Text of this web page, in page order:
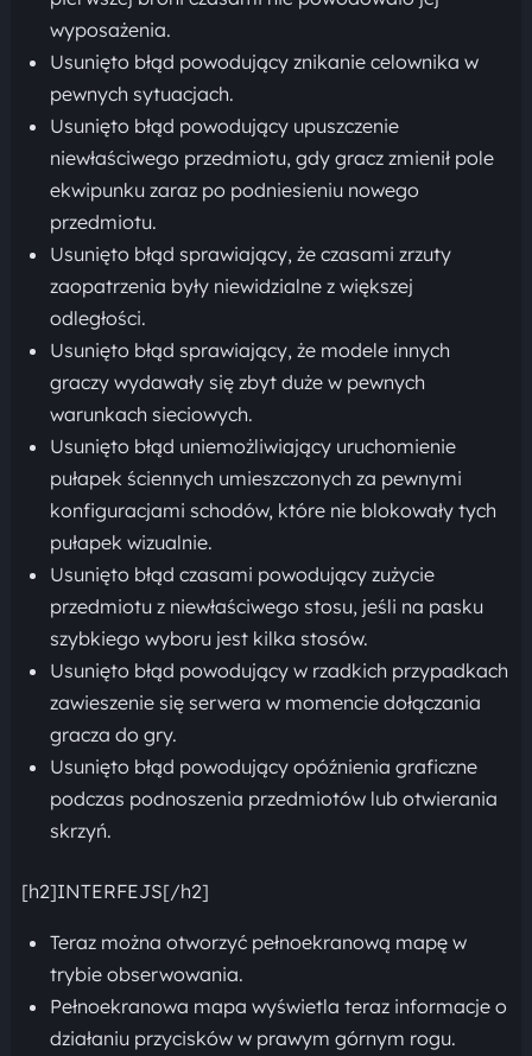
wyposażenia.
Usunięto błąd powodujący znikanie celownika w
pewnych sytuacjach.
Usunięto błąd powodujący upuszczenie
niewłaściwego przedmiotu, gdy gracz zmienił pole
ekwipunku zaraz po podniesieniu nowego
przedmiotu.
Usunięto błąd sprawiający, że czasami zrzuty
zaopatrzenia były niewidzialne z większej
odległości.
Usunięto błąd sprawiający, że modele innych
graczy wydawały się zbyt duże w pewnych
warunkach sieciowych.
Usunięto błąd uniemożliwiający uruchomienie
pułapek ściennych umieszczonych za pewnymi
konfiguracjami schodów, które nie blokowały tych
pułapek wizualnie.
Usunięto błąd czasami powodujący zużycie
przedmiotu z niewłaściwego stosu, jeśli na pasku
szybkiego wyboru jest kilka stosów.
Usunięto błąd powodujący w rzadkich przypadkach
zawieszenie się serwera w momencie dołączania
gracza do gry.
Usunięto błąd powodujący opóźnienia graficzne
podczas podnoszenia przedmiotów lub otwierania
skrzyń.
[h2]INTERFEJS[/h2]
Teraz można otworzyć pełnoekranową mapę w
trybie obserwowania.
Pełnoekranowa mapa wyświetla teraz informacje o
działaniu przycisków w prawym górnym rogu.